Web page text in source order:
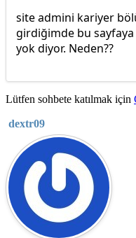
site admini kariyer
girdiğimde bu
yok diyor. Neden??
Lütfen sohbete katılmak için
dextr09